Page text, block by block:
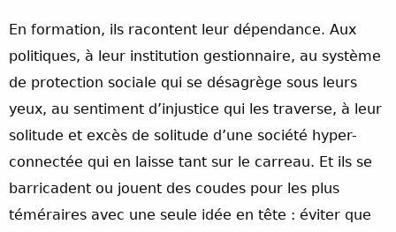
En formation, ils racontent leur dépendance. Aux
politiques, à leur institution gestionnaire, au système
de protection sociale qui se désagrège sous leurs
yeux, au sentiment d’injustice qui les traverse, à leur
solitude et excès de solitude d’une société hyper-
connectée qui en laisse tant sur le carreau. Et ils se
barricadent ou jouent des coudes pour les plus
téméraires avec une seule idée en tête : éviter que